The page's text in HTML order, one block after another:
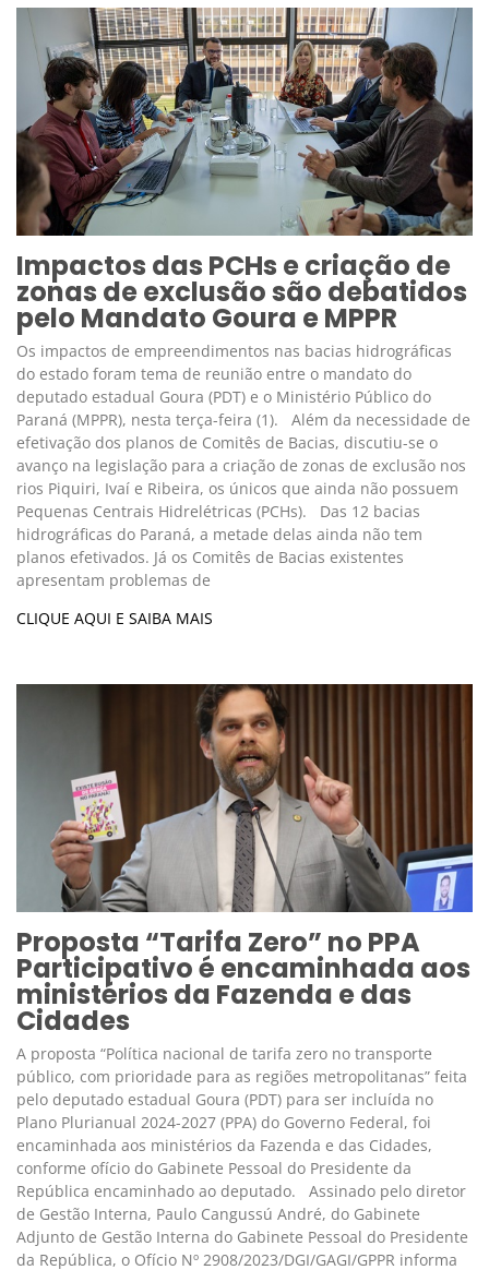
Impactos das PCHs e criação de
zonas de exclusão são debatidos
pelo Mandato Goura e MPPR
Os impactos de empreendimentos nas bacias hidrográficas
do estado foram tema de reunião entre o mandato do
deputado estadual Goura (PDT) e o Ministério Público do
Paraná (MPPR), nesta terça-feira (1). Além da necessidade de
efetivação dos planos de Comitês de Bacias, discutiu-se o
avanço na legislação para a criação de zonas de exclusão nos
rios Piquiri, Ivaí e Ribeira, os únicos que ainda não possuem
Pequenas Centrais Hidrelétricas (PCHs). Das 12 bacias
hidrográficas do Paraná, a metade delas ainda não tem
planos efetivados. Já os Comitês de Bacias existentes
apresentam problemas de
CLIQUE AQUI E SAIBA MAIS
Proposta “Tarifa Zero” no PPA
Participativo é encaminhada aos
ministérios da Fazenda e das
Cidades
A proposta “Política nacional de tarifa zero no transporte
público, com prioridade para as regiões metropolitanas” feita
pelo deputado estadual Goura (PDT) para ser incluída no
Plano Plurianual 2024-2027 (PPA) do Governo Federal, foi
encaminhada aos ministérios da Fazenda e das Cidades,
conforme ofício do Gabinete Pessoal do Presidente da
República encaminhado ao deputado. Assinado pelo diretor
de Gestão Interna, Paulo Cangussú André, do Gabinete
Adjunto de Gestão Interna do Gabinete Pessoal do Presidente
da República, o Ofício Nº 2908/2023/DGI/GAGI/GPPR informa